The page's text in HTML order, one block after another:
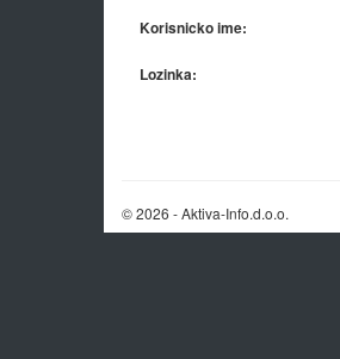
Korisnicko ime:
Lozinka:
© 2026 - Aktiva-Info.d.o.o.